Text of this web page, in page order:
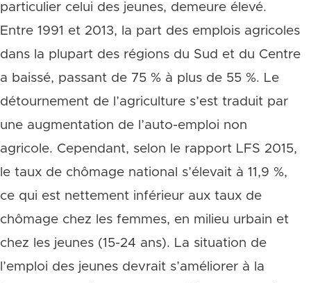
particulier celui des jeunes, demeure élevé.
Entre 1991 et 2013, la part des emplois agricoles
dans la plupart des régions du Sud et du Centre
a baissé, passant de 75 % à plus de 55 %. Le
détournement de l’agriculture s’est traduit par
une augmentation de l’auto-emploi non
agricole. Cependant, selon le rapport LFS 2015,
le taux de chômage national s’élevait à 11,9 %,
ce qui est nettement inférieur aux taux de
chômage chez les femmes, en milieu urbain et
chez les jeunes (15-24 ans). La situation de
l’emploi des jeunes devrait s’améliorer à la